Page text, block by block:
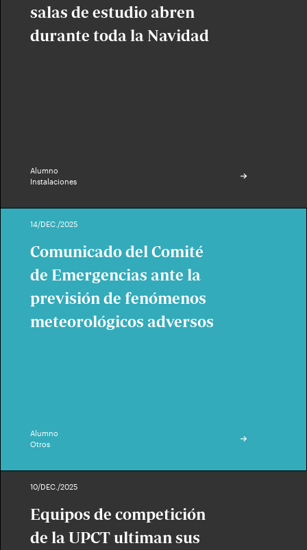
salas de estudio abren
durante toda la Navidad
Alumno
Instalaciones
14/DEC./2025
Comunicado del Comité
de Emergencias ante la
previsión de fenómenos
meteorológicos adversos
Alumno
Otros
10/DEC./2025
Equipos de competición
de la UPCT ultiman sus